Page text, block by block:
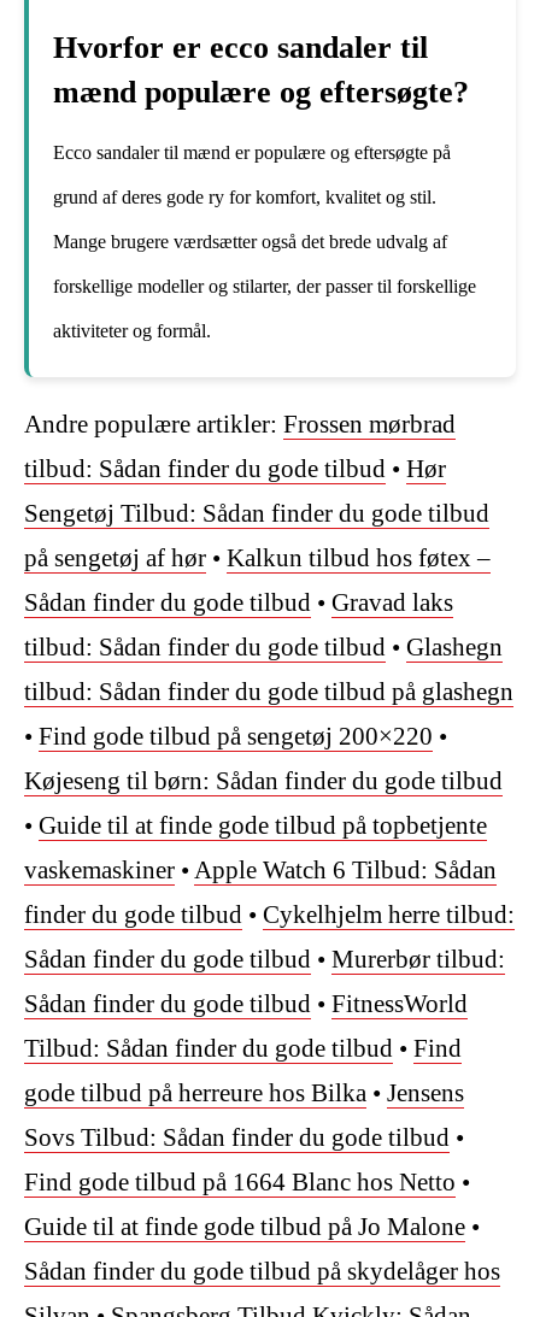
Hvorfor er ecco sandaler til
mænd populære og eftersøgte?
Ecco sandaler til mænd er populære og eftersøgte på
grund af deres gode ry for komfort, kvalitet og stil.
Mange brugere værdsætter også det brede udvalg af
forskellige modeller og stilarter, der passer til forskellige
aktiviteter og formål.
Andre populære artikler: Frossen mørbrad
tilbud: Sådan finder du gode tilbud • Hør
Sengetøj Tilbud: Sådan finder du gode tilbud
på sengetøj af hør • Kalkun tilbud hos føtex –
Sådan finder du gode tilbud • Gravad laks
tilbud: Sådan finder du gode tilbud • Glashegn
tilbud: Sådan finder du gode tilbud på glashegn
• Find gode tilbud på sengetøj 200×220 •
Køjeseng til børn: Sådan finder du gode tilbud
• Guide til at finde gode tilbud på topbetjente
vaskemaskiner • Apple Watch 6 Tilbud: Sådan
finder du gode tilbud • Cykelhjelm herre tilbud:
Sådan finder du gode tilbud • Murerbør tilbud:
Sådan finder du gode tilbud • FitnessWorld
Tilbud: Sådan finder du gode tilbud • Find
gode tilbud på herreure hos Bilka • Jensens
Sovs Tilbud: Sådan finder du gode tilbud •
Find gode tilbud på 1664 Blanc hos Netto •
Guide til at finde gode tilbud på Jo Malone •
Sådan finder du gode tilbud på skydelåger hos